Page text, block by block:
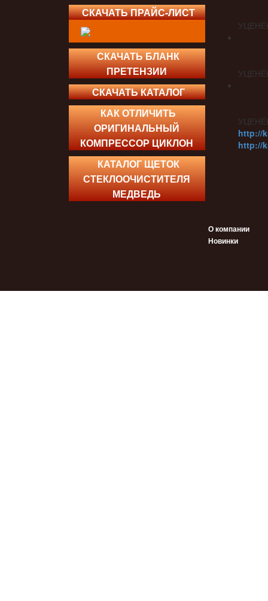
СКАЧАТЬ ПРАЙС-ЛИСТ
СКАЧАТЬ БЛАНК
ПРЕТЕНЗИИ
СКАЧАТЬ КАТАЛОГ
КАК ОТЛИЧИТЬ
ОРИГИНАЛЬНЫЙ
КОМПРЕССОР ЦИКЛОН
КАТАЛОГ ЩЕТОК
СТЕКЛООЧИСТИТЕЛЯ
МЕДВЕДЬ
http://
http://
О компании
Новинки